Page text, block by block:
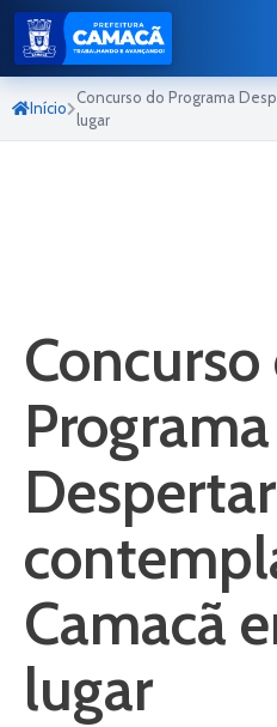
Início
Concurso do Programa
lugar
Concurso
Programa
Despertar
Camacã
lugar